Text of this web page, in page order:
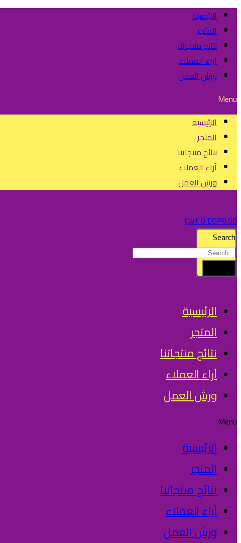
الرئيسية
المتجر
نتائج منتجاتنا
آراء العملاء
ورش العمل
Menu
الرئيسية
المتجر
نتائج منتجاتنا
آراء العملاء
ورش العمل
EGP0.00
0
Cart
Search
الرئيسية
المتجر
نتائج منتجاتنا
آراء العملاء
ورش العمل
Menu
الرئيسية
المتجر
نتائج منتجاتنا
آراء العملاء
ورش العمل